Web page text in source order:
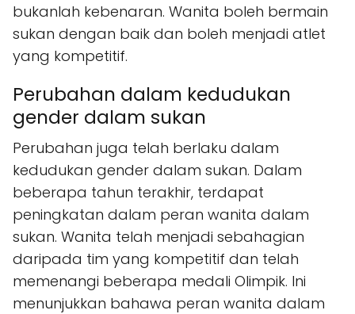
bukanlah kebenaran. Wanita boleh bermain
sukan dengan baik dan boleh menjadi atlet
yang kompetitif.
Perubahan dalam kedudukan
gender dalam sukan
Perubahan juga telah berlaku dalam
kedudukan gender dalam sukan. Dalam
beberapa tahun terakhir, terdapat
peningkatan dalam peran wanita dalam
sukan. Wanita telah menjadi sebahagian
daripada tim yang kompetitif dan telah
memenangi beberapa medali Olimpik. Ini
menunjukkan bahawa peran wanita dalam